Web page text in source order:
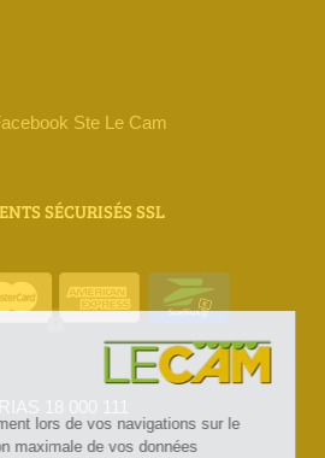
Ste Le Cam
SÉCURISÉS SSL